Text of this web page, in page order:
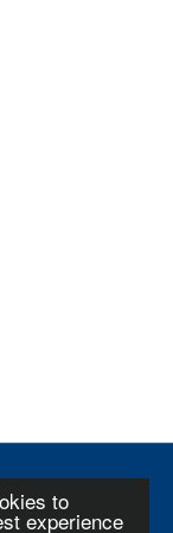
to
experience